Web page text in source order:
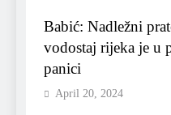
Babić: Nadležni
vodostaj rijeka je u
panici
April 20, 2024